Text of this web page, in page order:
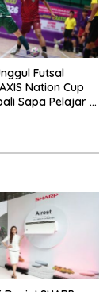
Futsal
Nation Cup
Sapa Pelajar di